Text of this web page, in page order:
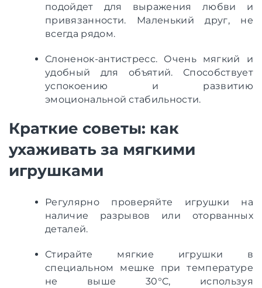
подойдет для выражения любви и
привязанности. Маленький друг, не
всегда рядом.
Слоненок-антистресс. Очень мягкий и
удобный для объятий. Способствует
успокоению и развитию
эмоциональной стабильности.
Краткие советы: как
ухаживать за мягкими
игрушками
Регулярно проверяйте игрушки на
наличие разрывов или оторванных
деталей.
Стирайте мягкие игрушки в
специальном мешке при температуре
не выше 30°C, используя